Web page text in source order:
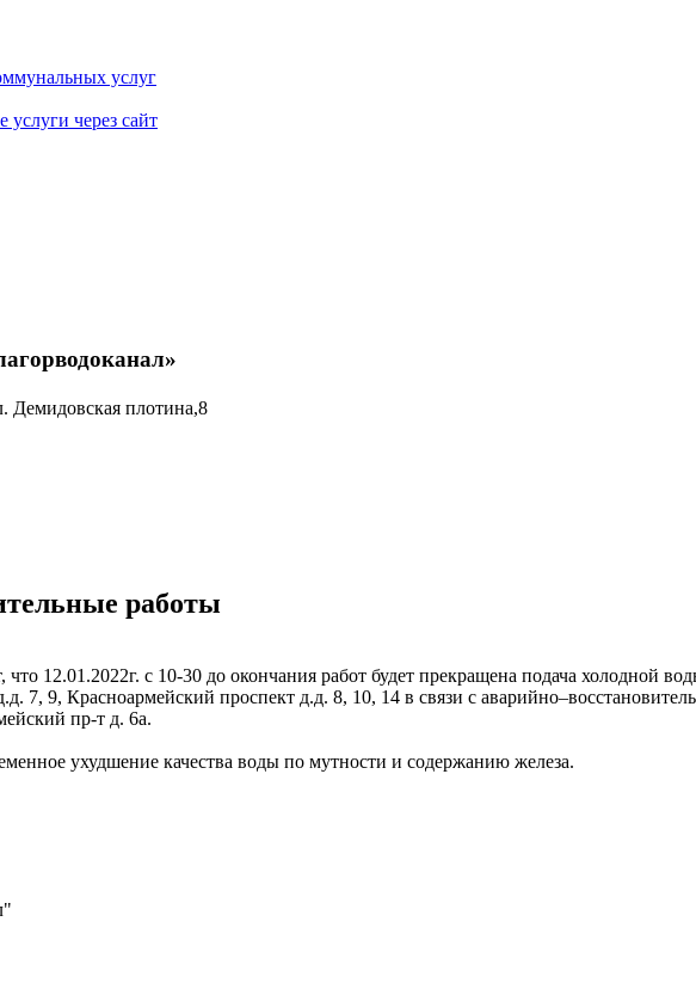
услуг
через сайт
Демидовская плотина,8
работы
12.01.2022г. с 10-30 до окончания работ будет прекращена подача холодной
7, 9, Красноармейский проспект д.д. 8, 10, 14 в связи с
пр-т д. 6а.
ухудшение качества воды по мутности и содержанию железа.